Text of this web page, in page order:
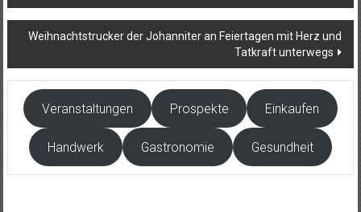
Weihnachtstrucker der Johanniter an Feiertagen mit Herz und
Tatkraft unterwegs
Veranstaltungen Prospekte Einkaufen
Handwerk Gastronomie Gesundheit